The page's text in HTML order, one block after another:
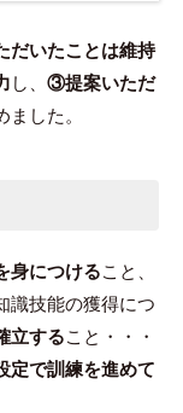
だいたことは維持
し、 ③提案いただ
した。
身につけること、
識技能の獲得につ
立すること・・・
定で訓練を進めて